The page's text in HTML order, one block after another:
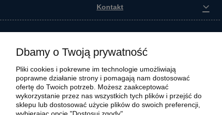
Kontakt
Dbamy o Twoją prywatność
Pliki cookies i pokrewne im technologie umożliwiają
poprawne działanie strony i pomagają nam dostosować
ofertę do Twoich potrzeb. Możesz zaakceptować
wykorzystanie przez nas wszystkich tych plików i przejść do
sklepu lub dostosować użycie plików do swoich preferencji,